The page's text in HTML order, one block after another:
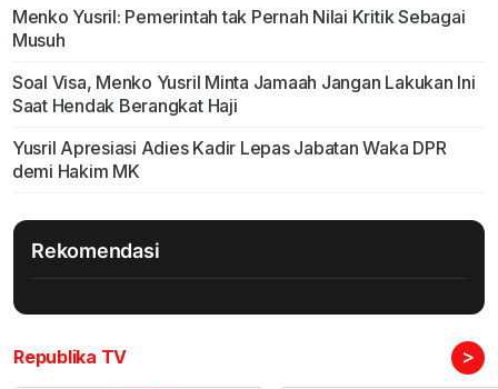
Menko Yusril: Pemerintah tak Pernah Nilai Kritik Sebagai
Musuh
Soal Visa, Menko Yusril Minta Jamaah Jangan Lakukan Ini
Saat Hendak Berangkat Haji
Yusril Apresiasi Adies Kadir Lepas Jabatan Waka DPR
demi Hakim MK
Rekomendasi
Republika TV >